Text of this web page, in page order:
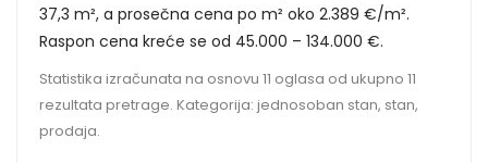
37,3 m², a prosečna cena po m² oko 2.389 €/m².
Raspon cena kreće se od 45.000 – 134.000 €.
Statistika izračunata na osnovu 11 oglasa od ukupno 11
rezultata pretrage. Kategorija: jednosoban stan, stan,
prodaja.